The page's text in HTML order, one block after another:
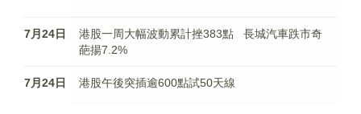
7月24日
港股一周大幅波動累計挫383點 長城汽車跌市奇
葩揚7.2%
7月24日 港股午後突插逾600點試50天線